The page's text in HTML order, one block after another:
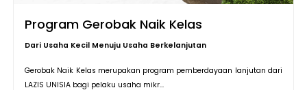
Program Gerobak Naik Kelas
Dari Usaha Kecil Menuju Usaha Berkelanjutan
Gerobak Naik Kelas merupakan program pemberdayaan lanjutan dari
LAZIS UNISIA bagi pelaku usaha mikr...